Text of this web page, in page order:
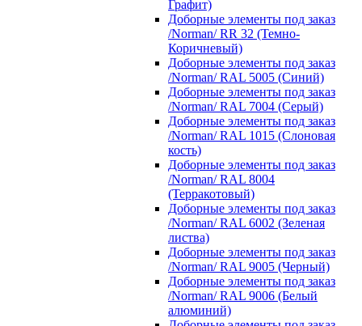
Графит)
Доборные элементы под заказ
/Norman/ RR 32 (Темно-
Коричневый)
Доборные элементы под заказ
/Norman/ RAL 5005 (Синий)
Доборные элементы под заказ
/Norman/ RAL 7004 (Серый)
Доборные элементы под заказ
/Norman/ RAL 1015 (Слоновая
кость)
Доборные элементы под заказ
/Norman/ RAL 8004
(Терракотовый)
Доборные элементы под заказ
/Norman/ RAL 6002 (Зеленая
листва)
Доборные элементы под заказ
/Norman/ RAL 9005 (Черный)
Доборные элементы под заказ
/Norman/ RAL 9006 (Белый
алюминий)